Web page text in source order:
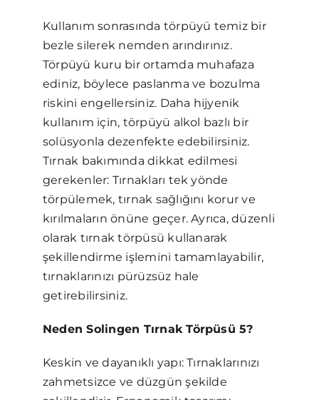
Kullanım sonrasında törpüyü temiz bir
bezle silerek nemden arındırınız.
Törpüyü kuru bir ortamda muhafaza
ediniz, böylece paslanma ve bozulma
riskini engellersiniz. Daha hijyenik
kullanım için, törpüyü alkol bazlı bir
solüsyonla dezenfekte edebilirsiniz.
Tırnak bakımında dikkat edilmesi
gerekenler: Tırnakları tek yönde
törpülemek, tırnak sağlığını korur ve
kırılmaların önüne geçer. Ayrıca, düzenli
olarak tırnak törpüsü kullanarak
şekillendirme işlemini tamamlayabilir,
tırnaklarınızı pürüzsüz hale
getirebilirsiniz.
Neden Solingen Tırnak Törpüsü 5?
Keskin ve dayanıklı yapı: Tırnaklarınızı
zahmetsizce ve düzgün şekilde